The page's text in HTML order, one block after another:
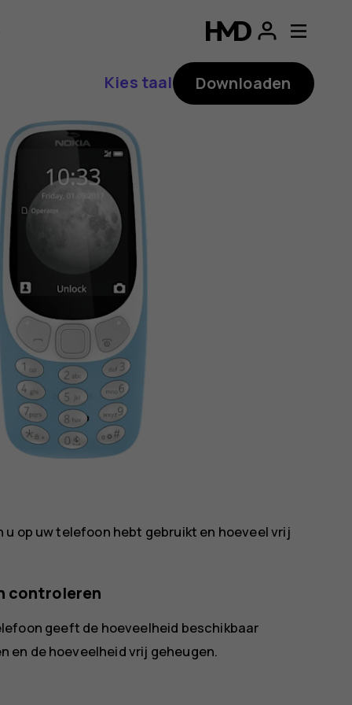
Kies taal Downloaden
op uw telefoon hebt gebruikt en hoeveel vrij
controleren
geeft de hoeveelheid beschikbaar
en de hoeveelheid vrij geheugen.